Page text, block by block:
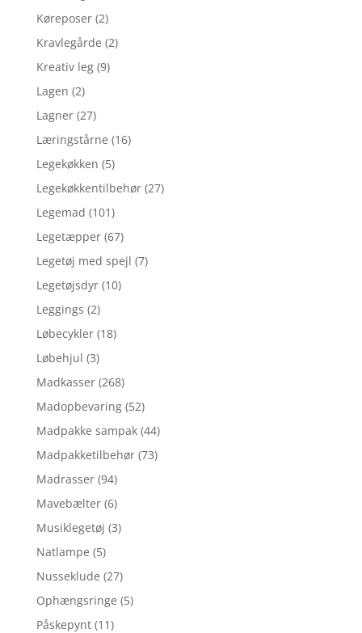
Køreposer (2)
Kravlegårde (2)
Kreativ leg (9)
Lagen (2)
Lagner (27)
Læringstårne (16)
Legekøkken (5)
Legekøkkentilbehør (27)
Legemad (101)
Legetæpper (67)
Legetøj med spejl (7)
Legetøjsdyr (10)
Leggings (2)
Løbecykler (18)
Løbehjul (3)
Madkasser (268)
Madopbevaring (52)
Madpakke sampak (44)
Madpakketilbehør (73)
Madrasser (94)
Mavebælter (6)
Musiklegetøj (3)
Natlampe (5)
Nusseklude (27)
Ophængsringe (5)
Påskepynt (11)